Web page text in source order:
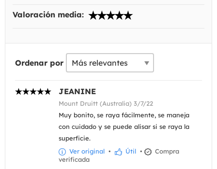
Valoración media:
Ordenar por
JEANINE
Mount Druitt (Australia) 3/7/22
Muy bonito, se raya fácilmente, se maneja
con cuidado y se puede alisar si se raya la
superficie.
Ver original • Útil •
Compra
verificada